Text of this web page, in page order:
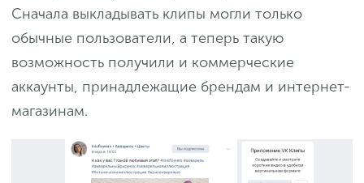
Сначала выкладывать клипы могли только
обычные пользователи, а теперь такую
возможность получили и коммерческие
аккаунты, принадлежащие брендам и интернет-
магазинам.